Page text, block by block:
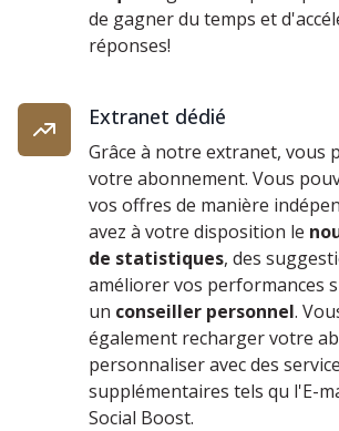
de gagner du temps et
réponses!
Extranet dédié
Grâce à notre extranet, vous
votre abonnement. Vous
vos offres de manière
avez à votre disposition le
de statistiques, des
améliorer vos performances
un conseiller personnel.
également recharger votre
personnaliser avec des
supplémentaires tels qu l'E-
Social Boost.